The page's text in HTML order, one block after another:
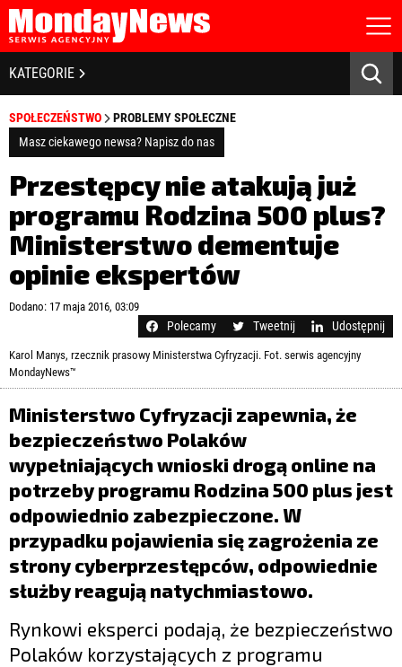
STRONA GŁÓWNA
O NAS
POLITYKA PRYWATNOŚCI
REGULAMIN
LICENCJA
REJESTRACJA
KONTAKT
Zapamiętaj mnie
Kliknij tutaj
KATEGORIE
BIZNES I GOSPODARKA
BANKOWOŚĆ I FINANSE
NOWE TECHNOLOGIE
SPOŁECZEŃSTWO
EDUKACJA
MEDIA
ZDROWIE I URODA
KULTURA
LIFESTYLE
OPINIE I KOMENTARZE
SPOŁECZEŃSTWO
PROBLEMY SPOŁECZNE
Masz ciekawego newsa? Napisz do nas
Przestępcy nie atakują już
programu Rodzina 500 plus?
Ministerstwo dementuje
opinie ekspertów
Dodano: 17 maja 2016, 03:09
Polecamy Tweetnij Udostępnij
Karol Manys, rzecznik prasowy Ministerstwa Cyfryzacji. Fot. serwis agencyjny
MondayNews™
Ministerstwo Cyfryzacji zapewnia, że
bezpieczeństwo Polaków
wypełniających wnioski drogą online na
potrzeby programu Rodzina 500 plus jest
odpowiednio zabezpieczone. W
przypadku pojawienia się zagrożenia ze
strony cyberprzestępców, odpowiednie
służby reagują natychmiastowo.
Rynkowi eksperci podają, że bezpieczeństwo
Polaków korzystających z programu